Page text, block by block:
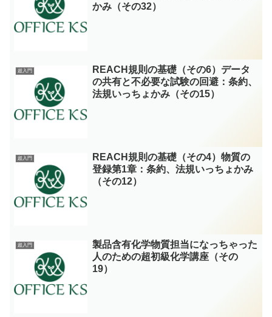
かみ（その32）
超入門
REACH規則の基礎（その6）データ
の共有と不必要な試験の回避：条約、
法規いっちょかみ（その15）
超入門
REACH規則の基礎（その4）物質の
登録第1章：条約、法規いっちょかみ
（その12）
超入門
製品含有化学物質担当になっちゃった
人のための超初級化学講座（その
19）